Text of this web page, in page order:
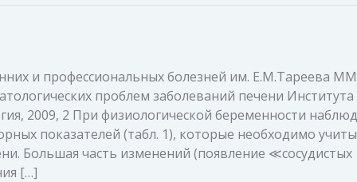
и профессиональных болезней им. Е.М.Тареева
проблем заболеваний печени Института
2009, 2 При физиологической беременности
показателей (табл. 1), которые необходимо
Большая часть изменений (появление ≪сосудистых
[…]